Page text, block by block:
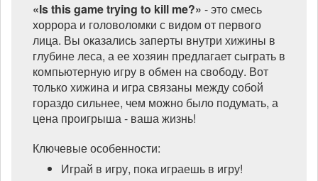
«Is this game trying to kill me?» - это смесь
хоррора и головоломки с видом от первого
лица. Вы оказались заперты внутри хижины в
глубине леса, а ее хозяин предлагает сыграть в
компьютерную игру в обмен на свободу. Вот
только хижина и игра связаны между собой
гораздо сильнее, чем можно было подумать, а
цена проигрыша - ваша жизнь!
Ключевые особенности:
Играй в игру, пока играешь в игру!